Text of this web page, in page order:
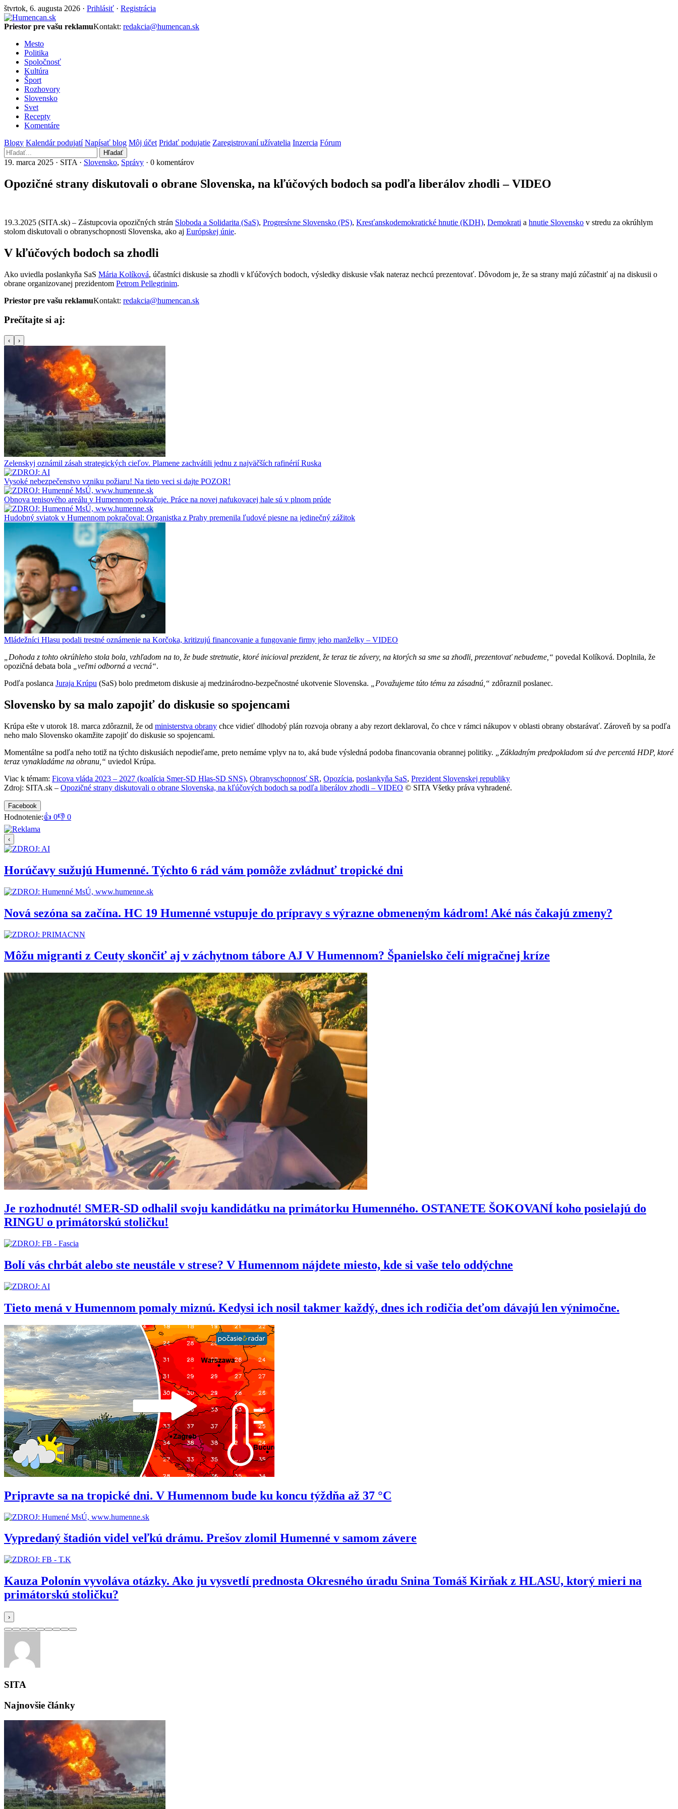
štvrtok, 6. augusta 2026 · Prihlásiť · Registrácia
Priestor pre vašu reklamuKontakt: redakcia@humencan.sk
Mesto
Politika
Spoločnosť
Kultúra
Šport
Rozhovory
Slovensko
Svet
Recepty
Komentáre
Blogy Kalendár podujatí Napísať blog Môj účet Pridať podujatie Zaregistrovaní užívatelia Inzercia Fórum
Hľadať
19. marca 2025 · SITA · Slovensko, Správy · 0 komentárov
Opozičné strany diskutovali o obrane Slovenska, na kľúčových bodoch sa podľa liberálov zhodli – VIDEO
19.3.2025 (SITA.sk) – Zástupcovia opozičných strán Sloboda a Solidarita (SaS), Progresívne Slovensko (PS), Kresťanskodemokratické hnutie (KDH), Demokrati a hnutie Slovensko v stredu za okrúhlym
stolom diskutovali o obranyschopnosti Slovenska, ako aj Európskej únie.
V kľúčových bodoch sa zhodli
Ako uviedla poslankyňa SaS Mária Kolíková, účastníci diskusie sa zhodli v kľúčových bodoch, výsledky diskusie však nateraz nechcú prezentovať. Dôvodom je, že sa strany majú zúčastniť aj na diskusii o
obrane organizovanej prezidentom Petrom Pellegrinim.
Priestor pre vašu reklamuKontakt: redakcia@humencan.sk
Prečítajte si aj:
‹ ›
Zelenskyj oznámil zásah strategických cieľov. Plamene zachvátili jednu z najväčších rafinérií Ruska
Vysoké nebezpečenstvo vzniku požiaru! Na tieto veci si dajte POZOR!
Obnova tenisového areálu v Humennom pokračuje. Práce na novej nafukovacej hale sú v plnom prúde
Hudobný sviatok v Humennom pokračoval: Organistka z Prahy premenila ľudové piesne na jedinečný zážitok
Mládežníci Hlasu podali trestné oznámenie na Korčoka, kritizujú financovanie a fungovanie firmy jeho manželky – VIDEO
„Dohoda z tohto okrúhleho stola bola, vzhľadom na to, že bude stretnutie, ktoré inicioval prezident, že teraz tie závery, na ktorých sa sme sa zhodli, prezentovať nebudeme,“ povedal Kolíková. Doplnila, že
opozičná debata bola
„veľmi odborná a vecná“.
Podľa poslanca Juraja Krúpu (SaS) bolo predmetom diskusie aj medzinárodno-bezpečnostné ukotvenie Slovenska. „Považujeme túto tému za zásadnú,“ zdôraznil poslanec.
Slovensko by sa malo zapojiť do diskusie so spojencami
Krúpa ešte v utorok 18. marca zdôraznil, že od ministerstva obrany chce vidieť dlhodobý plán rozvoja obrany a aby rezort deklaroval, čo chce v rámci nákupov v oblasti obrany obstarávať. Zároveň by sa podľa
neho malo Slovensko okamžite zapojiť do diskusie so spojencami.
Momentálne sa podľa neho totiž na týchto diskusiách nepodieľame, preto nemáme vplyv na to, aká bude výsledná podoba financovania obrannej politiky. „Základným predpokladom sú dve percentá HDP, ktoré
teraz vynakladáme na obranu,“ uviedol Krúpa.
Viac k témam: Ficova vláda 2023 – 2027 (koalícia Smer-SD Hlas-SD SNS), Obranyschopnosť SR, Opozícia, poslankyňa SaS, Prezident Slovenskej republiky
Zdroj: SITA.sk – Opozičné strany diskutovali o obrane Slovenska, na kľúčových bodoch sa podľa liberálov zhodli – VIDEO © SITA Všetky práva vyhradené.
Facebook
Hodnotenie:👍 0👎 0
‹
Horúčavy sužujú Humenné. Týchto 6 rád vám pomôže zvládnuť tropické dni
Nová sezóna sa začína. HC 19 Humenné vstupuje do prípravy s výrazne obmeneným kádrom! Aké nás čakajú zmeny?
Môžu migranti z Ceuty skončiť aj v záchytnom tábore AJ V Humennom? Španielsko čelí migračnej kríze
Je rozhodnuté! SMER-SD odhalil svoju kandidátku na primátorku Humenného. OSTANETE ŠOKOVANÍ koho posielajú do
RINGU o primátorskú stoličku!
Bolí vás chrbát alebo ste neustále v strese? V Humennom nájdete miesto, kde si vaše telo oddýchne
Tieto mená v Humennom pomaly miznú. Kedysi ich nosil takmer každý, dnes ich rodičia deťom dávajú len výnimočne.
Pripravte sa na tropické dni. V Humennom bude ku koncu týždňa až 37 °C
Vypredaný štadión videl veľkú drámu. Prešov zlomil Humenné v samom závere
Kauza Polonín vyvoláva otázky. Ako ju vysvetlí prednosta Okresného úradu Snina Tomáš Kirňak z HLASU, ktorý mieri na
primátorskú stoličku?
›
SITA
Najnovšie články